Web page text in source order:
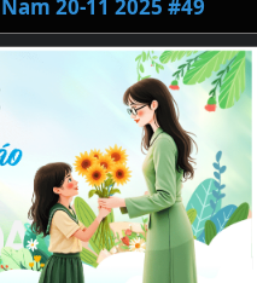
20-11 2025 #49